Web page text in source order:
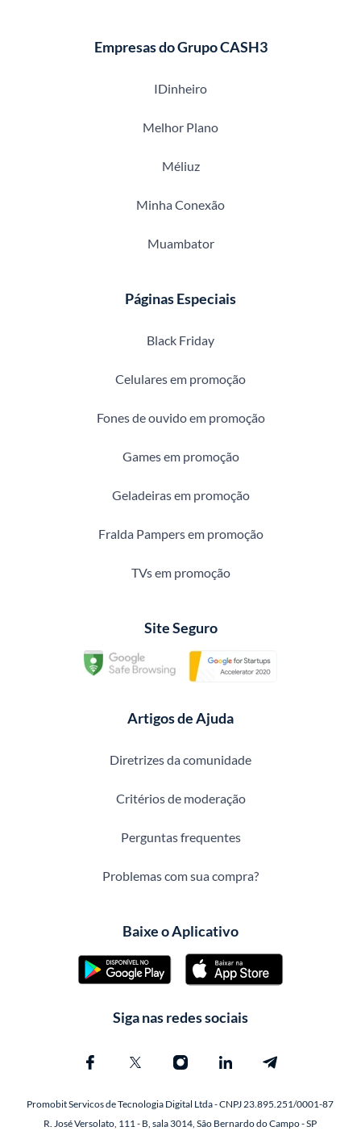
Empresas do Grupo CASH3
IDinheiro
Melhor Plano
Méliuz
Minha Conexão
Muambator
Páginas Especiais
Black Friday
Celulares em promoção
Fones de ouvido em promoção
Games em promoção
Geladeiras em promoção
Fralda Pampers em promoção
TVs em promoção
Site Seguro
Artigos de Ajuda
Diretrizes da comunidade
Critérios de moderação
Perguntas frequentes
Problemas com sua compra?
Baixe o Aplicativo
Siga nas redes sociais
Promobit Servicos de Tecnologia Digital Ltda - CNPJ 23.895.251/0001-87
R. José Versolato, 111 - B, sala 3014, São Bernardo do Campo - SP